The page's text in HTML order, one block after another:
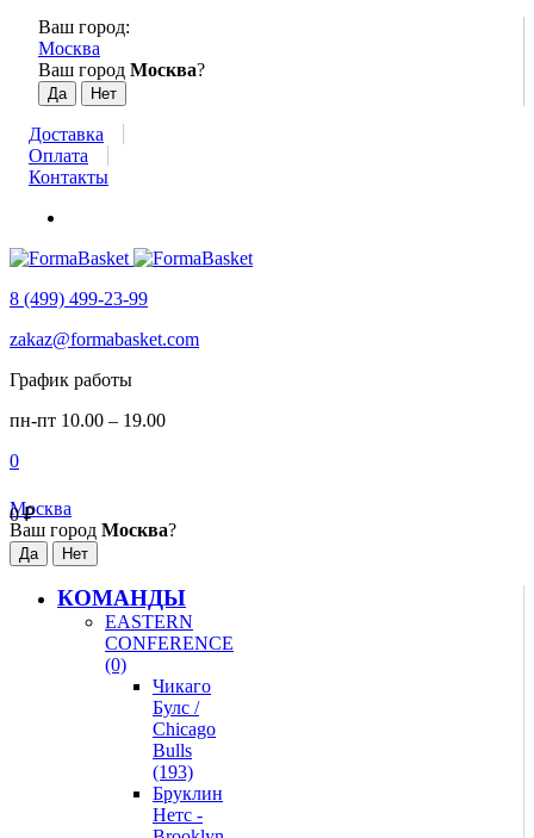
Ваш город:
Москва
Ваш город Москва?
Доставка
Оплата
Контакты
8 (499) 499-23-99
zakaz@formabasket.com
График работы
пн-пт 10.00 – 19.00
0
0₽
Москва
Ваш город Москва?
КОМАНДЫ
EASTERN
CONFERENCE
(0)
Чикаго
Булс /
Chicago
Bulls
(193)
Бруклин
Нетс -